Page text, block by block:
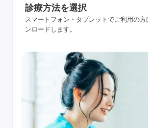
診療方法を選択
スマートフォン・タブレットでご利用の
ンロードします。